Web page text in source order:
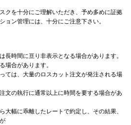
クを十分にご理解いただき、予め多めに証拠
ョン管理には、十分にご注意下さい。
時間に亘り非表示となる場合があります。
場合があります。
ては、大量のロスカット注文が発注される場
文の執行に通常以上に時間を要する場合があ
幅に乖離したレートで約定し、その結果、